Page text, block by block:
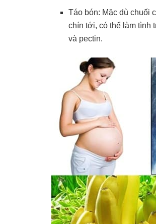
Táo bón: Mặc dù chuối
chín tới, có thể làm tình
và pectin.